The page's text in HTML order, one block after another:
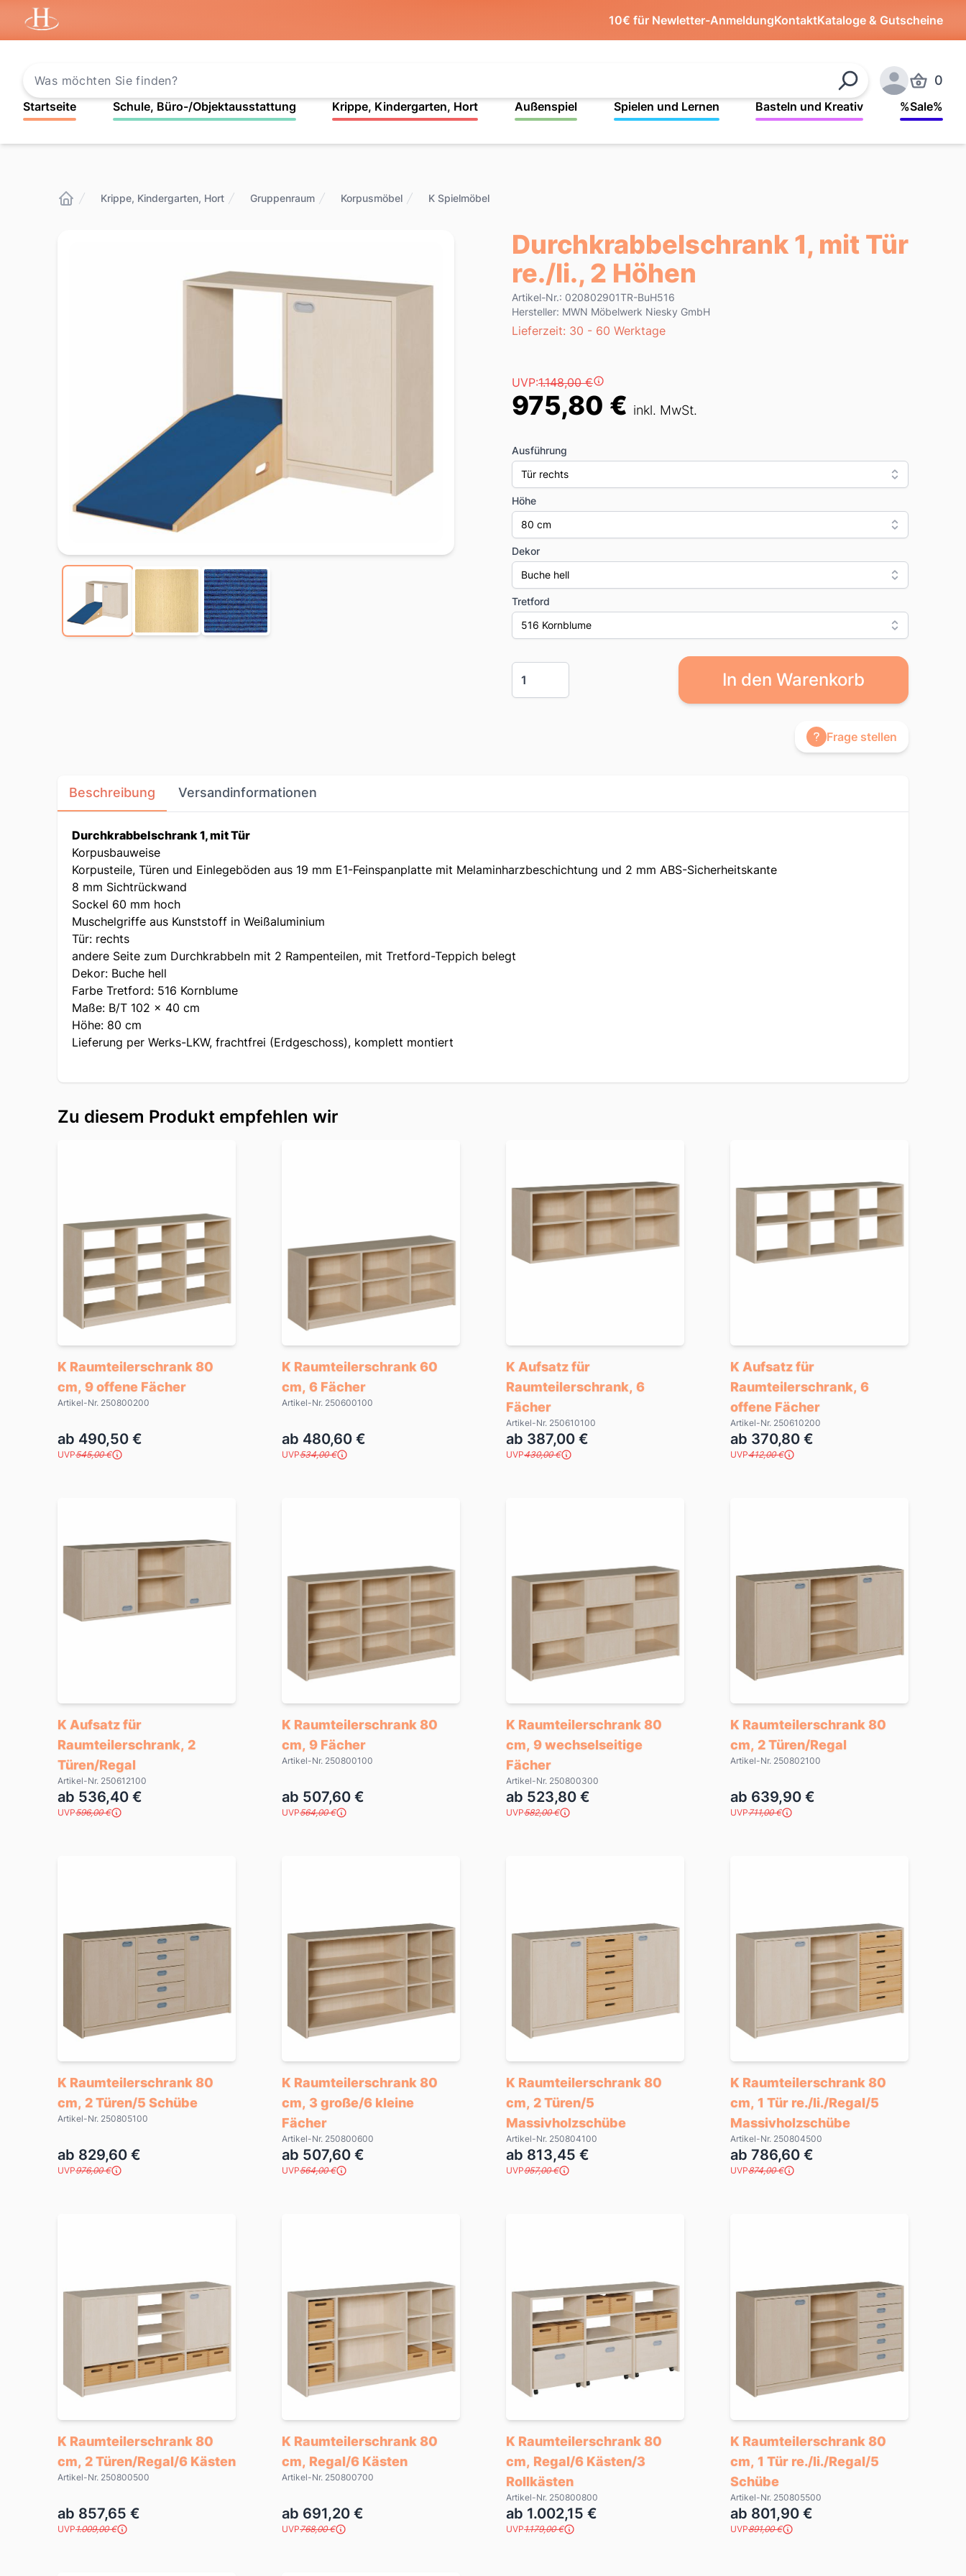
Startseite 10€ für Newletter-AnmeldungKontaktKataloge & Gutscheine
Suchen
Anmelden
Produkte
0
Startseite Schule, Büro-/Objektausstattung Krippe, Kindergarten, Hort Außenspiel Spielen und Lernen Basteln und Kreativ %Sale%
Krippe, Kindergarten, Hort Gruppenraum Korpusmöbel K Spielmöbel
Durchkrabbelschrank 1, mit Tür
re./li., 2 Höhen
Product information
Artikel-Nr.: 020802901TR-BuH516
Hersteller: MWN Möbelwerk Niesky GmbH
Lieferzeit
Lieferzeit: 30 - 60 Werktage
Preis
UVP:1.148,00 €
975,80 € inkl. MwSt.
Ausführung
Tür rechts
Höhe
80 cm
Dekor
Buche hell
Tretford
516 Kornblume
Menge
In den Warenkorb
Frage stellen
Beschreibung Versandinformationen
Durchkrabbelschrank 1, mit Tür
Korpusbauweise
Korpusteile, Türen und Einlegeböden aus 19 mm E1-Feinspanplatte mit Melaminharzbeschichtung und 2 mm ABS-Sicherheitskante
8 mm Sichtrückwand
Sockel 60 mm hoch
Muschelgriffe aus Kunststoff in Weißaluminium
Tür: rechts
andere Seite zum Durchkrabbeln mit 2 Rampenteilen, mit Tretford-Teppich belegt
Dekor: Buche hell
Farbe Tretford: 516 Kornblume
Maße: B/T 102 x 40 cm
Höhe: 80 cm
Lieferung per Werks-LKW, frachtfrei (Erdgeschoss), komplett montiert
Zu diesem Produkt empfehlen wir
K Raumteilerschrank 80
cm, 9 offene Fächer
Artikel-Nr. 250800200
ab 490,50 €
UVP545,00 €
K Raumteilerschrank 60
cm, 6 Fächer
Artikel-Nr. 250600100
ab 480,60 €
UVP534,00 €
K Aufsatz für
Raumteilerschrank, 6
Fächer
Artikel-Nr. 250610100
ab 387,00 €
UVP430,00 €
K Aufsatz für
Raumteilerschrank, 6
offene Fächer
Artikel-Nr. 250610200
ab 370,80 €
UVP412,00 €
K Aufsatz für
Raumteilerschrank, 2
Türen/Regal
Artikel-Nr. 250612100
ab 536,40 €
UVP596,00 €
K Raumteilerschrank 80
cm, 9 Fächer
Artikel-Nr. 250800100
ab 507,60 €
UVP564,00 €
K Raumteilerschrank 80
cm, 9 wechselseitige
Fächer
Artikel-Nr. 250800300
ab 523,80 €
UVP582,00 €
K Raumteilerschrank 80
cm, 2 Türen/Regal
Artikel-Nr. 250802100
ab 639,90 €
UVP711,00 €
K Raumteilerschrank 80
cm, 2 Türen/5 Schübe
Artikel-Nr. 250805100
ab 829,60 €
UVP976,00 €
K Raumteilerschrank 80
cm, 3 große/6 kleine
Fächer
Artikel-Nr. 250800600
ab 507,60 €
UVP564,00 €
K Raumteilerschrank 80
cm, 2 Türen/5
Massivholzschübe
Artikel-Nr. 250804100
ab 813,45 €
UVP957,00 €
K Raumteilerschrank 80
cm, 1 Tür re./li./Regal/5
Massivholzschübe
Artikel-Nr. 250804500
ab 786,60 €
UVP874,00 €
K Raumteilerschrank 80
cm, 2 Türen/Regal/6 Kästen
Artikel-Nr. 250800500
ab 857,65 €
UVP1.009,00 €
K Raumteilerschrank 80
cm, Regal/6 Kästen
Artikel-Nr. 250800700
ab 691,20 €
UVP768,00 €
K Raumteilerschrank 80
cm, Regal/6 Kästen/3
Rollkästen
Artikel-Nr. 250800800
ab 1.002,15 €
UVP1.179,00 €
K Raumteilerschrank 80
cm, 1 Tür re./li./Regal/5
Schübe
Artikel-Nr. 250805500
ab 801,90 €
UVP891,00 €